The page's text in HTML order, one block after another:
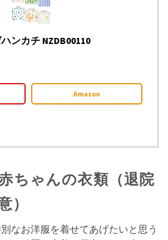
ハンカチ NZDB00110
Amazon
ちゃんの衣類（退院
）
なお洋服を着せてあげたいと思う